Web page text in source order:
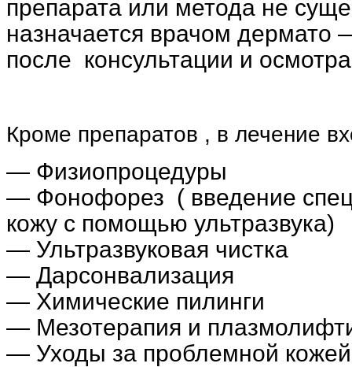
препарата или метода не
назначается врачом дермато
после консультации и
Кроме препаратов , в лечение
— Физиопроцедуры
— Фонофорез ( введение
кожу с помощью ультразвука)
— Ультразвуковая чистка
— Дарсонвализация
— Химические пилинги
— Мезотерапия и
— Уходы за проблемной кожей